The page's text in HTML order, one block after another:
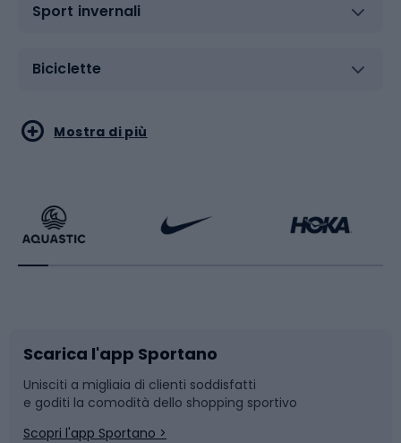
Sport invernali
Biciclette
Sport acquatici
Bikepacking
Bushcraft
Corsa
Sport di arti marziali
Sport con le racchette
Slitte e slittini
Snowboard
Mostra di più
Scarica l'app Sportano
Unisciti a migliaia di clienti soddisfatti
e goditi la comodità dello shopping sportivo
Scopri l'app Sportano >